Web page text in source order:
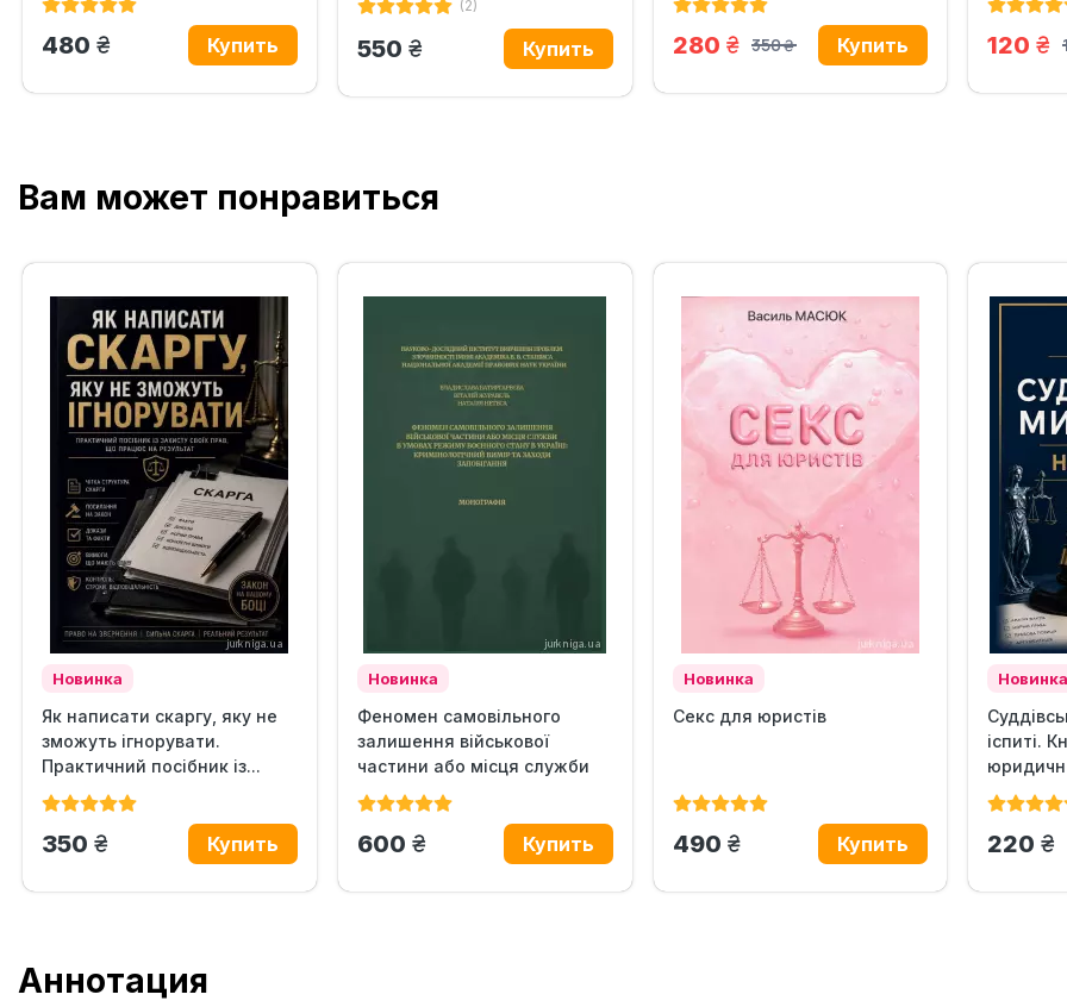
480 грн.
(2)
550 грн. 350
грн.
280 грн. 120
Вам может понравиться
Новинка
Як написати скаргу, яку не
зможуть ігнорувати.
Практичний посібник із...
350 грн.
Новинка
Феномен самовільного
залишення військової
частини або місця служби
в...
600 грн.
Новинка
Секс для юристів
490 грн.
іспиті.
220
Аннотация